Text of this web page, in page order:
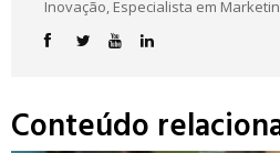
Inovação, Especialista em
Conteúdo